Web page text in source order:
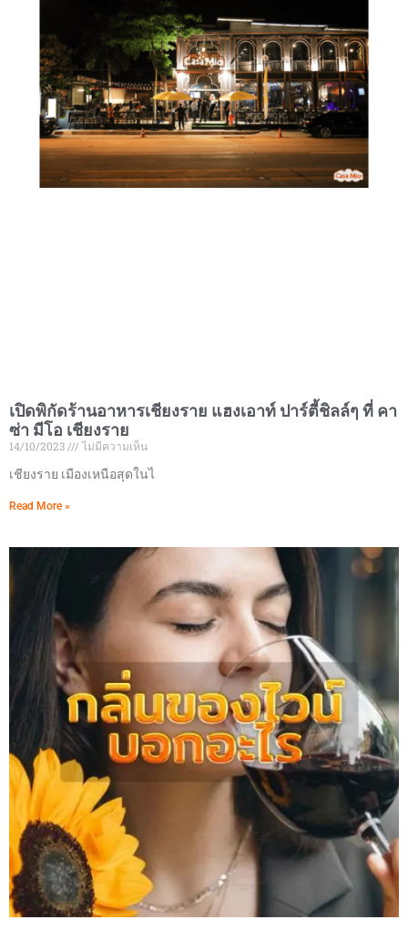
เปิดพิกัดร้านอาหารเชียงราย แฮงเอาท์ ปาร์ตี้ชิลล์ๆ ที่ คา
ซ่า มีโอ เชียงราย
14/10/2023
ไม่มีความเห็น
เชียงราย เมืองเหนือสุดในไ
Read More »